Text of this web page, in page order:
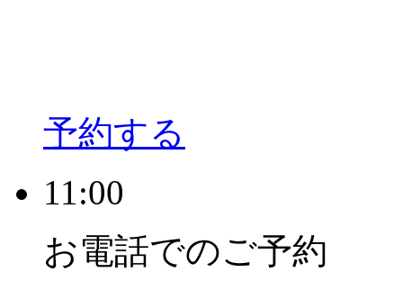
予約する
11:00
お電話でのご予約